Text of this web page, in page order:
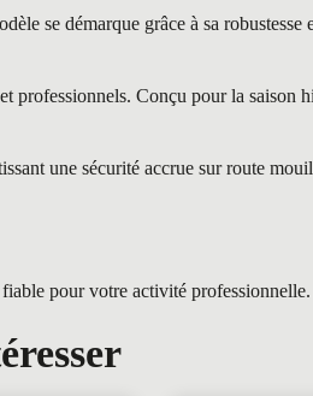
se démarque grâce à sa robustesse
Conçu pour la saison
une sécurité accrue sur route
pour votre activité professionnelle.